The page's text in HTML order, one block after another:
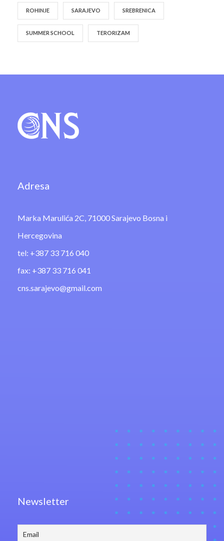
ROHINJE SARAJEVO SREBRENICA
SUMMER SCHOOL TERORIZAM
Adresa
Marka Marulića 2C, 71000 Sarajevo Bosna i
Hercegovina
tel: +387 33 716 040
fax: +387 33 716 041
cns.sarajevo@gmail.com
Newsletter